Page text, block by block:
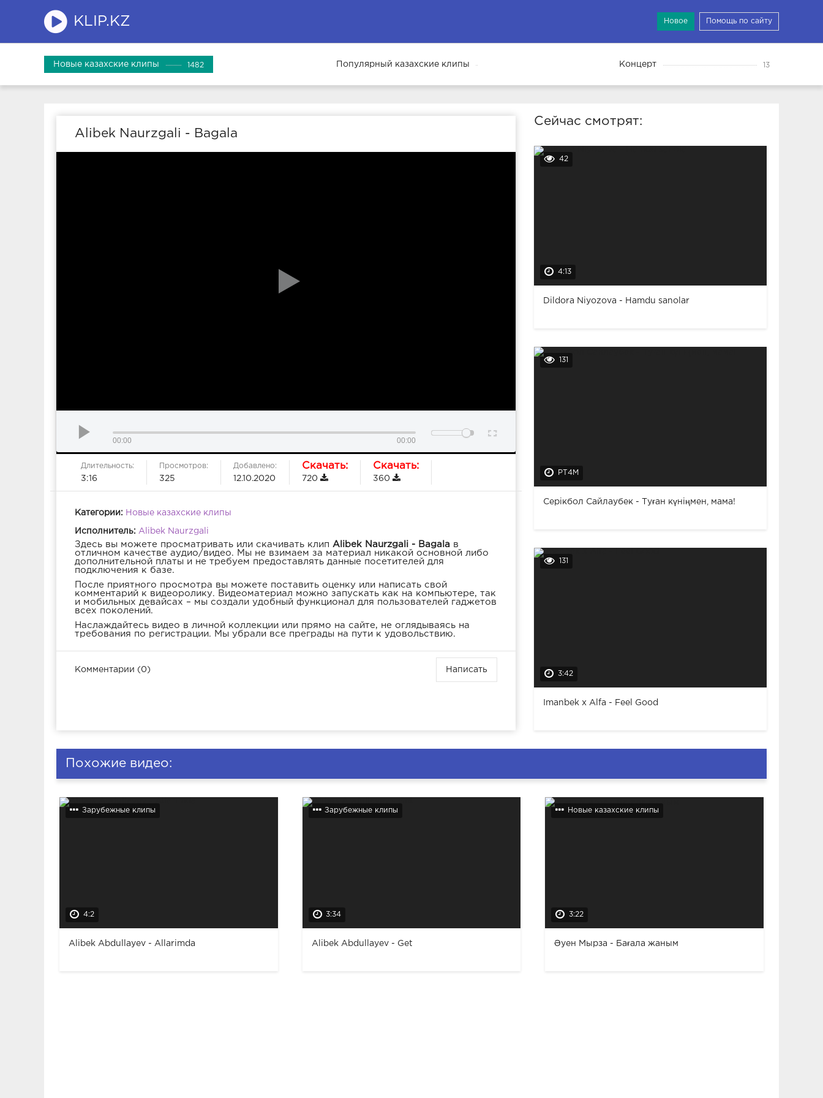
KLIP.KZ Новое Помощь по сайту
Новые казахские клипы 1482 Популярный казахские клипы Концерт 13
Alibek Naurzgali - Bagala
00:00 00:00
Длительность:
3:16
Просмотров:
325
Добавлено:
12.10.2020
Скачать:
720
Скачать:
360
Категории: Новые казахские клипы
Исполнитель: Alibek Naurzgali
Здесь вы можете просматривать или скачивать клип Alibek Naurzgali - Bagala в
отличном качестве аудио/видео. Мы не взимаем за материал никакой основной либо
дополнительной платы и не требуем предоставлять данные посетителей для
подключения к базе.
После приятного просмотра вы можете поставить оценку или написать свой
комментарий к видеоролику. Видеоматериал можно запускать как на компьютере, так
и мобильных девайсах – мы создали удобный функционал для пользователей гаджетов
всех поколений.
Наслаждайтесь видео в личной коллекции или прямо на сайте, не оглядываясь на
требования по регистрации. Мы убрали все преграды на пути к удовольствию.
Комментарии (0) Написать
Сейчас смотрят:
42
4:13
Dildora Niyozova - Hamdu sanolar
131
PT4M
Серікбол Сайлаубек - Туған күніңмен, мама!
131
3:42
Imanbek x Alfa - Feel Good
Похожие видео:
Зарубежные клипы
4:2
Alibek Abdullayev - Allarimda
Зарубежные клипы
3:34
Alibek Abdullayev - Get
Новые казахские клипы
3:22
Әуен Мырза - Бағала жаным